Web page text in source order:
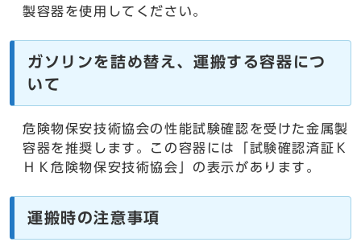
製容器を使用してください。
ガソリンを詰め替え、運搬する容器につ
いて
危険物保安技術協会の性能試験確認を受けた金属製
容器を推奨します。この容器には「試験確認済証Ｋ
ＨＫ危険物保安技術協会」の表示があります。
運搬時の注意事項